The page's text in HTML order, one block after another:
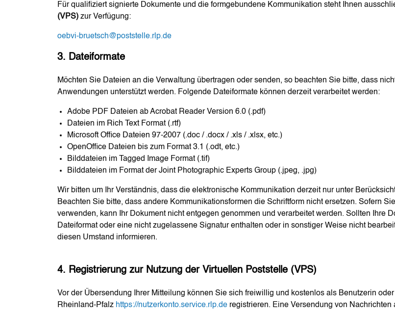
Für qualifiziert signierte Dokumente und die formgebundene Kommunikation steht Ihnen
(VPS) zur Verfügung:
oebvi-bruetsch@poststelle.rlp.de
3. Dateiformate
Möchten Sie Dateien an die Verwaltung übertragen oder senden, so beachten Sie bitte, dass
Anwendungen unterstützt werden. Folgende Dateiformate können derzeit verarbeitet werden:
Adobe PDF Dateien ab Acrobat Reader Version 6.0 (.pdf)
Dateien im Rich Text Format (.rtf)
Microsoft Office Dateien 97-2007 (.doc / .docx / .xls / .xlsx, etc.)
OpenOffice Dateien bis zum Format 3.1 (.odt, etc.)
Bilddateien im Tagged Image Format (.tif)
Bilddateien im Format der Joint Photographic Experts Group (.jpeg, .jpg)
Wir bitten um Ihr Verständnis, dass die elektronische Kommunikation derzeit nur unter
Beachten Sie bitte, dass andere Kommunikationsformen die Schriftform nicht ersetzen. Sofern
verwenden, kann Ihr Dokument nicht entgegen genommen und verarbeitet werden. Sollten Ihre
Dateiformat oder eine nicht zugelassene Signatur enthalten oder in sonstiger Weise nicht
diesen Umstand informieren.
4. Registrierung zur Nutzung der Virtuellen Poststelle (VPS)
Vor der Übersendung Ihrer Mitteilung können Sie sich freiwillig und kostenlos als Benutzerin
Rheinland-Pfalz https://nutzerkonto.service.rlp.de registrieren. Eine Versendung von